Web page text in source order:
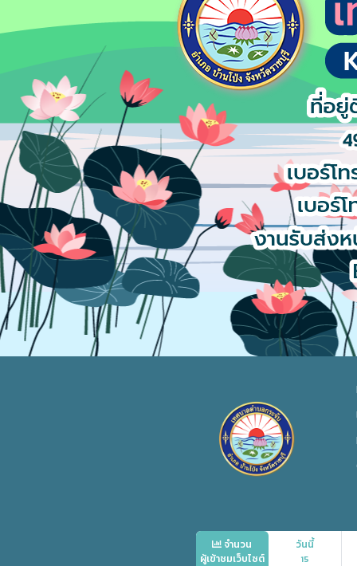
จำนวน
ผู้เข้าชมเว็บไซต์
วันนี้
15